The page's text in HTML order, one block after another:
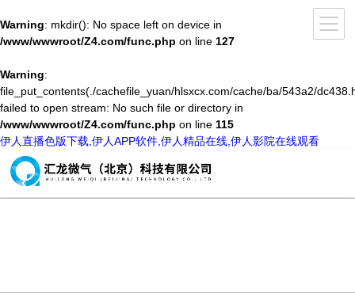
Warning: mkdir(): No space left on device in
/www/wwwroot/Z4.com/func.php on line 127
Warning:
file_put_contents(./cachefile_yuan/hlsxcx.com/cache/ba/543a2/
failed to open stream: No such file or directory in
/www/wwwroot/Z4.com/func.php on line 115
伊人直播色版下载,伊人APP软件,伊人精品在线,伊人影院在线观看